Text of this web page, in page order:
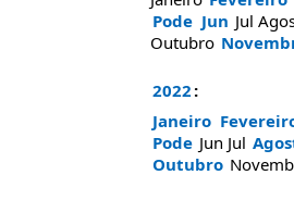
Pode Jun Jul
Outubro
2022 :
Janeiro
Pode Jun Jul
Outubro